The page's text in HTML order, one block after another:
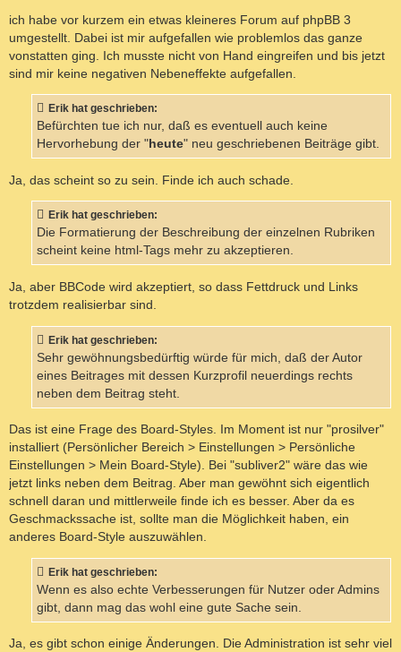
g
ich habe vor kurzem ein etwas kleineres Forum auf phpBB 3
umgestellt. Dabei ist mir aufgefallen wie problemlos das ganze
vonstatten ging. Ich musste nicht von Hand eingreifen und bis jetzt
sind mir keine negativen Nebeneffekte aufgefallen.
Erik hat geschrieben:
Befürchten tue ich nur, daß es eventuell auch keine
Hervorhebung der " heute" neu geschriebenen Beiträge gibt.
Ja, das scheint so zu sein. Finde ich auch schade.
Erik hat geschrieben:
Die Formatierung der Beschreibung der einzelnen Rubriken
scheint keine html-Tags mehr zu akzeptieren.
Ja, aber BBCode wird akzeptiert, so dass Fettdruck und Links
trotzdem realisierbar sind.
Erik hat geschrieben:
Sehr gewöhnungsbedürftig würde für mich, daß der Autor
eines Beitrages mit dessen Kurzprofil neuerdings rechts
neben dem Beitrag steht.
Das ist eine Frage des Board-Styles. Im Moment ist nur "prosilver"
installiert (Persönlicher Bereich > Einstellungen > Persönliche
Einstellungen > Mein Board-Style). Bei "subliver2" wäre das wie
jetzt links neben dem Beitrag. Aber man gewöhnt sich eigentlich
schnell daran und mittlerweile finde ich es besser. Aber da es
Geschmackssache ist, sollte man die Möglichkeit haben, ein
anderes Board-Style auszuwählen.
Erik hat geschrieben:
Wenn es also echte Verbesserungen für Nutzer oder Admins
gibt, dann mag das wohl eine gute Sache sein.
Ja, es gibt schon einige Änderungen. Die Administration ist sehr viel